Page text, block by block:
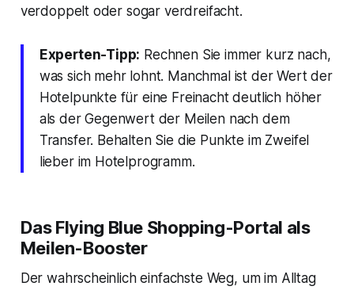
verdoppelt oder sogar verdreifacht.
Experten-Tipp: Rechnen Sie immer kurz nach,
was sich mehr lohnt. Manchmal ist der Wert der
Hotelpunkte für eine Freinacht deutlich höher
als der Gegenwert der Meilen nach dem
Transfer. Behalten Sie die Punkte im Zweifel
lieber im Hotelprogramm.
Das Flying Blue Shopping-Portal als
Meilen-Booster
Der wahrscheinlich einfachste Weg, um im Alltag